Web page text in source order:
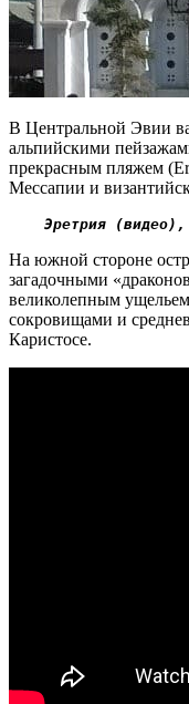
В Центральной Эвии
альпийскими
прекрасным пляжем
Мессапии и
Эретрия (видео),
На южной стороне
загадочными
великолепным
сокровищами и
Каристосе.